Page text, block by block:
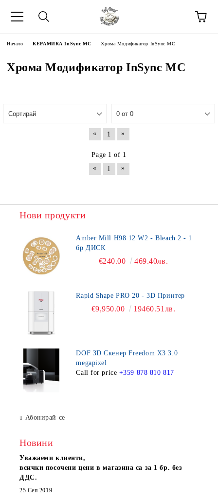
Начало КЕРАМИКА InSync MC Хрома Модификатор InSync MC
Хрома Модификатор InSync MC
« 1 »
Page 1 of 1
«
1 »
Нови продукти
Amber Mill H98 12 W2 - Bleach 2 - 1
бр ДИСК
€240.00 469.40лв.
Rapid Shape PRO 20 - 3D Принтер
€9,950.00 19460.51лв.
DOF 3D Скенер Freedom X3 3.0
megapixel
Call for price +359 878 810 817
Абонирай се
Новини
Уважаеми клиенти,
всички посочени цени в магазина са за 1 бр. без
ДДС.
25 Сеп 2019